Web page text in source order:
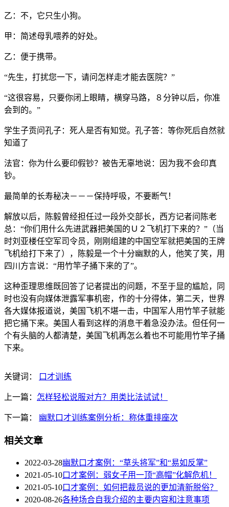
乙：不，它只生小狗。
甲：简述母乳喂养的好处。
乙：便于携带。
“先生，打扰您一下，请问怎样走才能去医院？”
“这很容易，只要你闭上眼睛，横穿马路，８分钟以后，你准
会到的。”
学生子贡问孔子：死人是否有知觉。孔子答：等你死后自然就
知道了
法官：你为什么要印假钞？被告无辜地说：因为我不会印真
钞。
最简单的长寿秘决－－－保持呼吸，不要断气！
解放以后，陈毅曾经担任过一段外交部长，西方记者问陈老
总：“你们用什么先进武器把美国的Ｕ２飞机打下来的？”（当
时刘亚楼任空军司令员，刚刚组建的中国空军就把美国的王牌
飞机给打下来了），陈毅是一个十分幽默的人，他笑了笑，用
四川方言说：“用竹竿子捅下来的了”。
这种歪理思维既回答了记者提出的问题，不至于显的尴尬，同
时也没有向媒体泄露军事机密，作的十分得体，第二天，世界
各大媒体报道说，美国飞机不堪一击，中国军人用竹竿子就能
把它捅下来。美国人看到这样的消息干着急没办法。但任何一
个有头脑的人都清楚，美国飞机再怎么着也不可能用竹竿子捅
下来。
关键词： 口才训练
上一篇： 怎样轻松说服对方？用类比法试试！
下一篇： 幽默口才训练案例分析：称体重排座次
相关文章
2022-03-28幽默口才案例：“草头将军”和“易如反掌”
2021-05-10口才案例：弱女子用一顶“高帽”化解危机！
2021-05-10口才案例：如何把裁员说的更加清新脱俗？
2020-08-26各种场合自我介绍的主要内容和注意事项